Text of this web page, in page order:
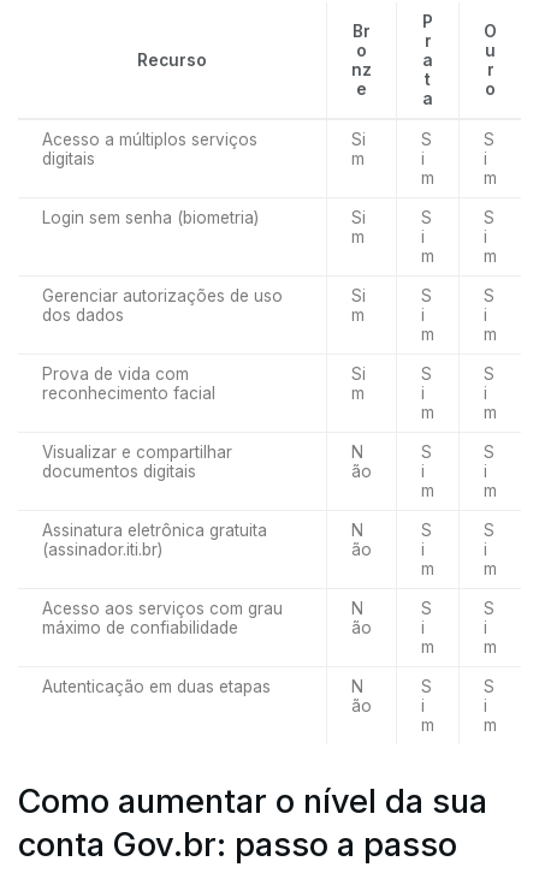
Recurso
Br
o
nz
e
P
r
a
t
a
O
u
r
o
Acesso a múltiplos serviços
digitais
Si
m
S
i
m
S
i
m
Login sem senha (biometria)
Si
m
S
i
m
S
i
m
Gerenciar autorizações de uso
dos dados
Si
m
S
i
m
S
i
m
Prova de vida com
reconhecimento facial
Si
m
S
i
m
S
i
m
Visualizar e compartilhar
documentos digitais
N
ão
S
i
m
S
i
m
Assinatura eletrônica gratuita
(assinador.iti.br)
N
ão
S
i
m
S
i
m
Acesso aos serviços com grau
máximo de confiabilidade
N
ão
S
i
m
S
i
m
Autenticação em duas etapas
N
ão
S
i
m
S
i
m
Como aumentar o nível da sua
conta Gov.br: passo a passo